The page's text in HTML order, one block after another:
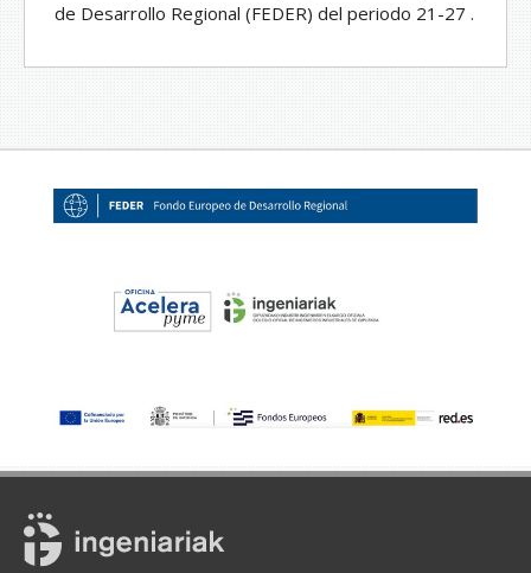
de Desarrollo Regional (FEDER) del periodo 21-27 .